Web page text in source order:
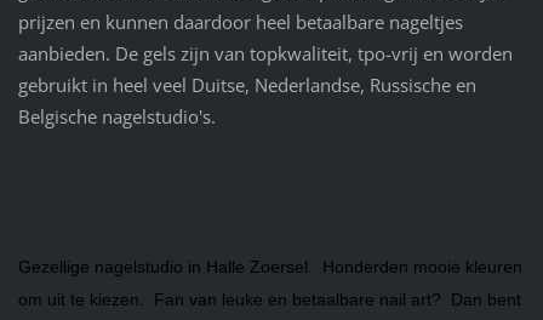
prijzen en kunnen daardoor heel betaalbare nageltjes
aanbieden. De gels zijn van topkwaliteit, tpo-vrij en worden
gebruikt in heel veel Duitse, Nederlandse, Russische en
Belgische nagelstudio's.
Gezellige nagelstudio in Halle Zoersel. Honderden mooie kleuren
om uit te kiezen. Fan van leuke en betaalbare nail art? Dan bent